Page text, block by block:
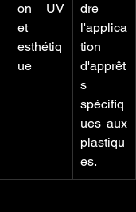
on UV
et
esthétiq
ue
dre
l'applica
tion
d'apprêt
s
spécifiq
ues aux
plastiqu
es.